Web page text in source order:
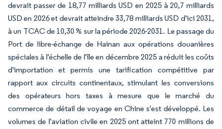
devrait passer de 18,77 milliards USD en 2025 à 20,7 milliards
USD en 2026 et devrait atteindre 33,78 milliards USD d'ici 2031,
à un TCAC de 10,30 % sur la période 2026-2031. Le passage du
Port de libre-échange de Hainan aux opérations douanières
spéciales à l'échelle de l'île en décembre 2025 a réduit les coûts
d'importation et permis une tarification compétitive par
rapport aux circuits continentaux, stimulant les conversions
des opérateurs hors taxes à mesure que le marché du
commerce de détail de voyage en Chine s'est développé. Les
volumes de l'aviation civile en 2025 ont atteint 770 millions de